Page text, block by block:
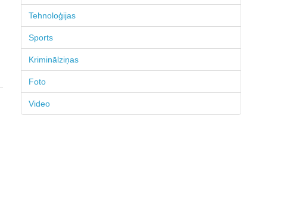
Tehnoloģijas
Sports
Kriminālziņas
Foto
Video